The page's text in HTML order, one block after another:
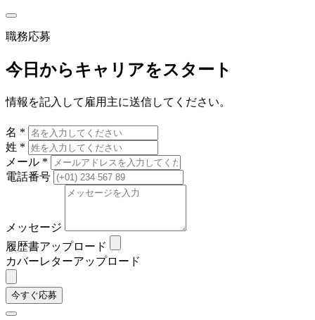
職務応募
今日からキャリアをスタート
情報を記入して雇用主に送信してください。
名 *
姓 *
メール *
電話番号
メッセージ
履歴書アップロード
カバーレターアップロード
今すぐ応募